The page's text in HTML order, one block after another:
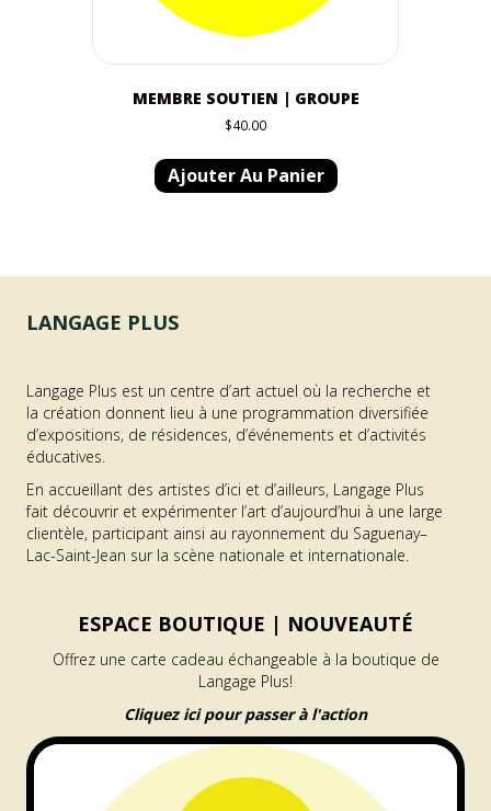
MEMBRE SOUTIEN | GROUPE
$40.00
Ajouter Au Panier
LANGAGE PLUS
Langage Plus est un centre d’art actuel où la recherche et
la création donnent lieu à une programmation diversifiée
d’expositions, de résidences, d’événements et d’activités
éducatives.
En accueillant des artistes d’ici et d’ailleurs, Langage Plus
fait découvrir et expérimenter l’art d’aujourd’hui à une large
clientèle, participant ainsi au rayonnement du Saguenay–
Lac-Saint-Jean sur la scène nationale et internationale.
ESPACE BOUTIQUE | NOUVEAUTÉ
Offrez une carte cadeau échangeable à la boutique de
Langage Plus!
Cliquez ici pour passer à l'action